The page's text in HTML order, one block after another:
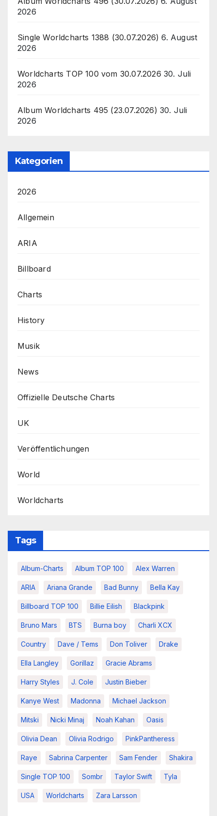
2026
Single Worldcharts 1388 (30.07.2026) 6. August
2026
Worldcharts TOP 100 vom 30.07.2026 30. Juli
2026
Album Worldcharts 495 (23.07.2026) 30. Juli
2026
Kategorien
2026
Allgemein
ARIA
Billboard
Charts
History
Musik
News
Offizielle Deutsche Charts
UK
Veröffentlichungen
World
Worldcharts
Tags
Album-Charts Album TOP 100 Alex Warren
ARIA Ariana Grande Bad Bunny Bella Kay
Billboard TOP 100 Billie Eilish Blackpink
Bruno Mars BTS Burna boy Charli XCX
Country Dave / Tems Don Toliver Drake
Ella Langley Gorillaz Gracie Abrams
Harry Styles J. Cole Justin Bieber
Kanye West Madonna Michael Jackson
Mitski Nicki Minaj Noah Kahan Oasis
Olivia Dean Olivia Rodrigo PinkPantheress
Raye Sabrina Carpenter Sam Fender Shakira
Single TOP 100 Sombr Taylor Swift Tyla
USA Worldcharts Zara Larsson